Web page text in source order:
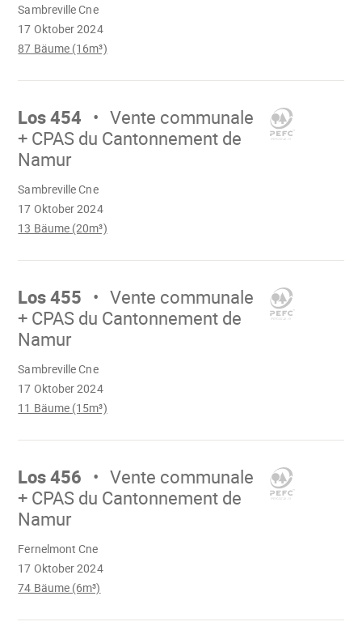
17 Oktober 2024
Sambreville Cne
87 Bäume (16m³)
Mach
Los 454
Vente communale
+ CPAS du Cantonnement de
Namur
17 Oktober 2024
Sambreville Cne
13 Bäume (20m³)
Mach
Los 455
Vente communale
+ CPAS du Cantonnement de
Namur
17 Oktober 2024
Sambreville Cne
11 Bäume (15m³)
Mach
Los 456
Vente communale
+ CPAS du Cantonnement de
Namur
17 Oktober 2024
Fernelmont Cne
74 Bäume (6m³)
Mach